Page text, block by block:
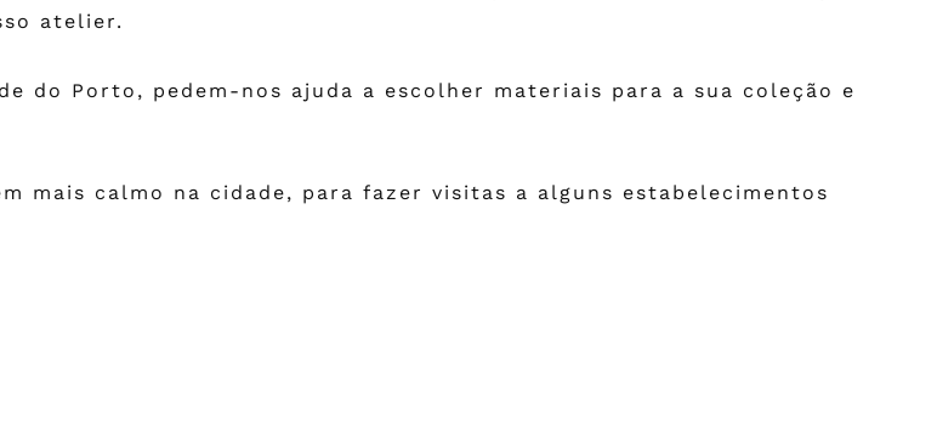
atelier.
do Porto, pedem-nos ajuda a escolher materiais para a sua coleção e
mais calmo na cidade, para fazer visitas a alguns estabelecimentos